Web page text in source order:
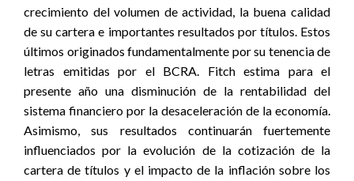
crecimiento del volumen de actividad, la buena calidad
de su cartera e importantes resultados por títulos. Estos
últimos originados fundamentalmente por su tenencia de
letras emitidas por el BCRA. Fitch estima para el
presente año una disminución de la rentabilidad del
sistema financiero por la desaceleración de la economía.
Asimismo, sus resultados continuarán fuertemente
influenciados por la evolución de la cotización de la
cartera de títulos y el impacto de la inflación sobre los